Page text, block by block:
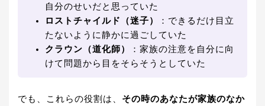
自分のせいだと思っていた
ロストチャイルド（迷子）
：できるだけ目立
たないように静かに過ごしていた
クラウン（道化師）
：家族の注意を自分に向
けて問題から目をそらそうとしていた
でも、これらの役割は、 その時のあなたが家族のなか